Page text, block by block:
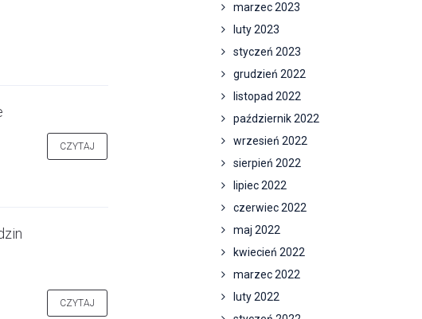
CZYTAJ
CZYTAJ
marzec 2023
luty 2023
styczeń 2023
grudzień 2022
listopad 2022
październik 2022
wrzesień 2022
sierpień 2022
lipiec 2022
czerwiec 2022
maj 2022
kwiecień 2022
marzec 2022
luty 2022